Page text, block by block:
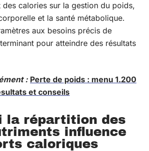
des calories sur la gestion du poids,
et la santé métabolique.
aux besoins précis de
pour atteindre des résultats
: Perte de poids : menu 1.200
et conseils
la répartition des
influence
caloriques